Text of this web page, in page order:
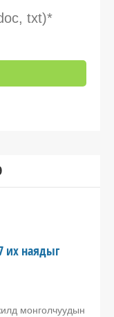
txt)*
их наядыг
монголчуудын